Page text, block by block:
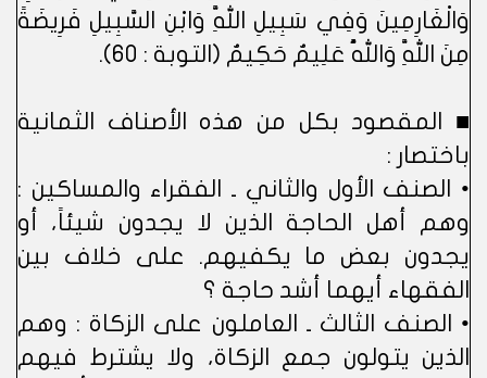
وَالْغَارِمِينَ وَفِي سَبِيلِ اللَّهِ وَابْنِ السَّبِيلِ فَرِيضَةً
مِنَ اللَّهِ وَاللَّهُ عَلِيمٌ حَكِيمٌ (التوبة : 60).
■ المقصود بكل من هذه الأصناف الثمانية
باختصار :
• الصنف الأول والثاني ـ الفقراء والمساكين :
وهم أهل الحاجة الذين لا يجدون شيئاً، أو
يجدون بعض ما يكفيهم. على خلاف بين
الفقهاء أيهما أشد حاجة ؟
• الصنف الثالث ـ العاملون على الزكاة : وهم
الذين يتولون جمع الزكاة، ولا يشترط فيهم